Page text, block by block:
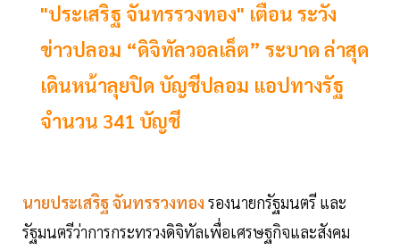
"ประเสริฐ จันทรรวงทอง" เตือน ระวัง
ข่าวปลอม “ดิจิทัลวอลเล็ต” ระบาด ล่าสุด
เดินหน้าลุยปิด บัญชีปลอม แอปทางรัฐ
จำนวน 341 บัญชี
นายประเสริฐ จันทรรวงทอง รองนายกรัฐมนตรี และ
รัฐมนตรีว่าการกระทรวงดิจิทัลเพื่อเศรษฐกิจและสังคม